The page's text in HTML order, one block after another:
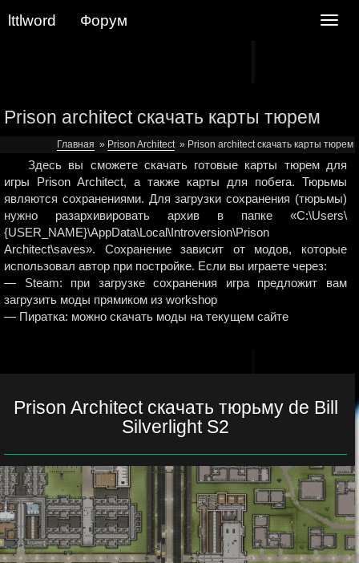
lttlword Форум
Prison architect скачать карты тюрем
Главная » Prison Architect » Prison architect скачать карты тюрем
Здесь вы сможете скачать готовые карты тюрем для
игры Prison Architect, а также карты для побега. Тюрьмы
являются сохранениями. Для загрузки сохранения (тюрьмы)
нужно разархивировать архив в папке «C:\Users\
{USER_NAME}\AppData\Local\Introversion\Prison
Architect\saves». Сохранение зависит от модов, которые
использовал автор при постройке. Если вы играете через:
— Steam: при загрузке сохранения игра предложит вам
загрузить моды прямиком из workshop
— Пиратка: можно скачать моды на текущем сайте
Prison Architect скачать тюрьму de Bill
Silverlight S2